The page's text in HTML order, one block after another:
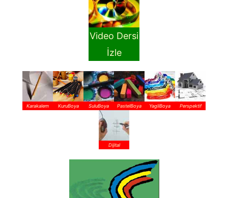
Video Dersi
İzle
Karakalem KuruBoya SuluBoya PastelBoya YagliBoya Perspektif
Dijital